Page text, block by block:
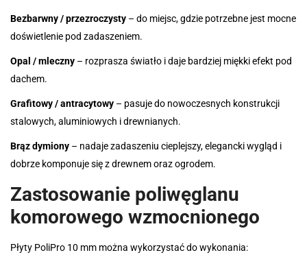
Bezbarwny / przezroczysty – do miejsc, gdzie potrzebne jest mocne
doświetlenie pod zadaszeniem.
Opal / mleczny – rozprasza światło i daje bardziej miękki efekt pod
dachem.
Grafitowy / antracytowy – pasuje do nowoczesnych konstrukcji
stalowych, aluminiowych i drewnianych.
Brąz dymiony – nadaje zadaszeniu cieplejszy, elegancki wygląd i
dobrze komponuje się z drewnem oraz ogrodem.
Zastosowanie poliwęglanu
komorowego wzmocnionego
Płyty PoliPro 10 mm można wykorzystać do wykonania: